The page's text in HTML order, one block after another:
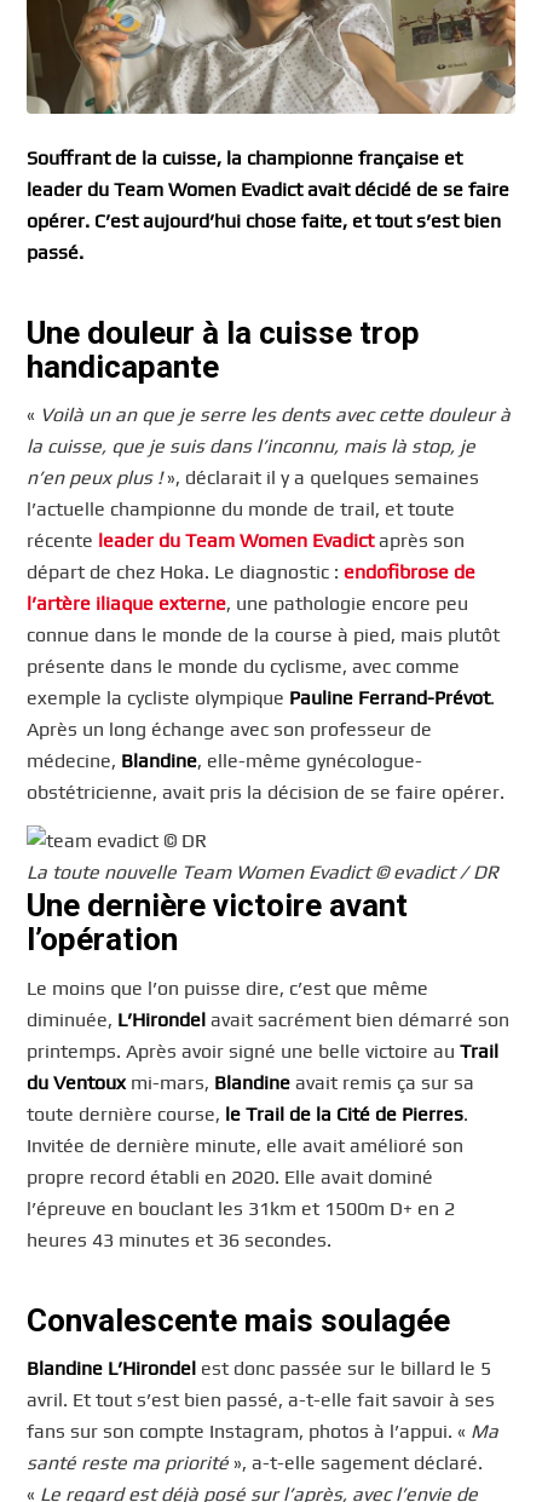
Souffrant de la cuisse, la championne française et
leader du Team Women Evadict avait décidé de se faire
opérer. C’est aujourd’hui chose faite, et tout s’est bien
passé.
Une douleur à la cuisse trop
handicapante
« Voilà un an que je serre les dents avec cette douleur à
la cuisse, que je suis dans l’inconnu, mais là stop, je
n’en peux plus !», déclarait il y a quelques semaines
l’actuelle championne du monde de trail, et toute
récente leader du Team Women Evadictaprès son
départ de chez Hoka. Le diagnostic : endofibrose de
l’artère iliaque externe, une pathologie encore peu
connue dans le monde de la course à pied, mais plutôt
présente dans le monde du cyclisme, avec comme
exemple la cycliste olympique Pauline Ferrand-Prévot.
Après un long échange avec son professeur de
médecine, Blandine, elle-même gynécologue-
obstétricienne, avait pris la décision de se faire opérer.
La toute nouvelle Team Women Evadict © evadict / DR
Une dernière victoire avant
l’opération
Le moins que l’on puisse dire, c’est que même
diminuée, L’Hirondel avait sacrément bien démarré son
printemps. Après avoir signé une belle victoire auTrail
du Ventoux mi-mars, Blandine avait remis ça sur sa
toute dernière course, le Trail de la Cité de Pierres.
Invitée de dernière minute, elle avait amélioré son
propre record établi en 2020. Elle avait dominé
l’épreuve en bouclant les 31km et 1500m D+ en 2
heures 43 minutes et 36 secondes.
Convalescente mais soulagée
Blandine L’Hirondel est donc passée sur le billard le 5
avril. Et tout s’est bien passé, a-t-elle fait savoir à ses
fans sur son compte Instagram, photos à l’appui. « Ma
santé reste ma priorité », a-t-elle sagement déclaré.
« Le regard est déjà posé sur l’après, avec l’envie de